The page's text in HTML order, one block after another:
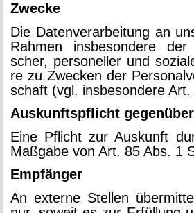
Zwe­cke
Die Da­ten­ver­ar­bei­tung an
Rah­men ins­be­son­de­re
scher, per­so­nel­ler und
re zu Zwe­cken der
schaft (vgl. ins­be­son­de­re
Aus­kunfts­pflicht
Eine Pflicht zur Aus­kunft
Maß­ga­be von Art. 85 Abs. 1
Emp­fän­ger
An ex­ter­ne Stel­len